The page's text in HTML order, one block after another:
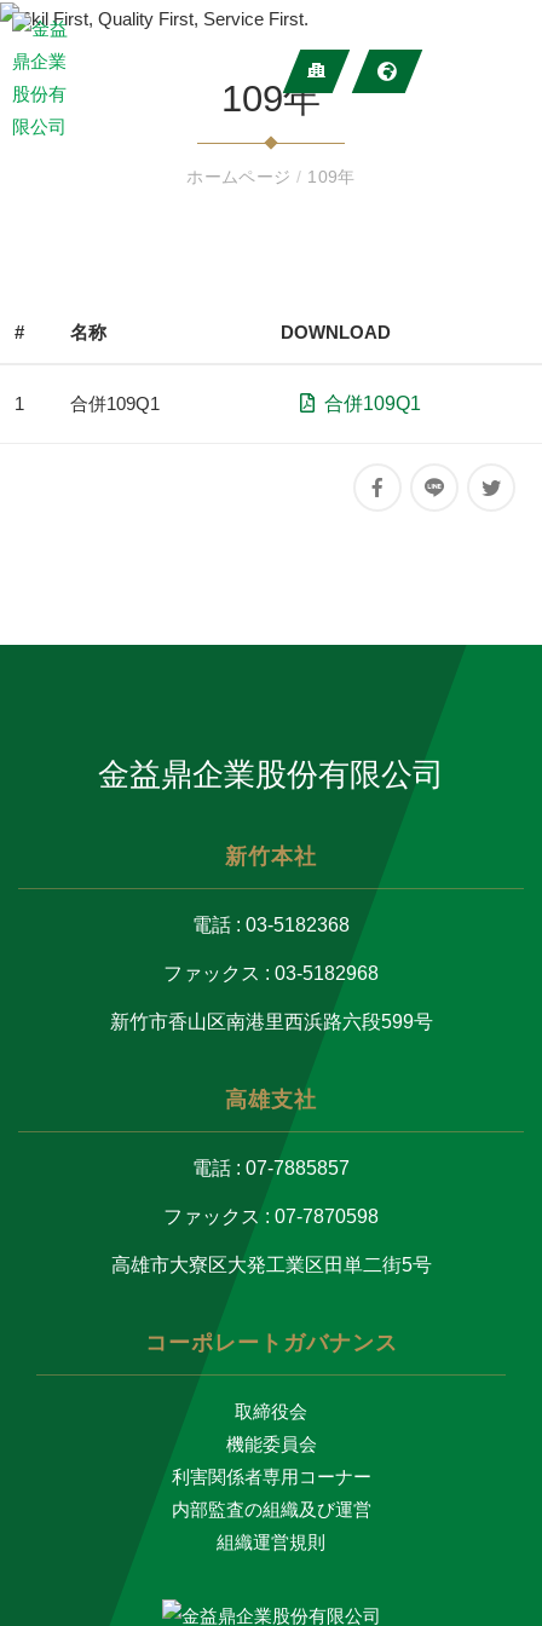
109年
ホームページ/ 109年
# 名称 DOWNLOAD
1 合併109Q1 合併109Q1
金益鼎企業股份有限公司
新竹本社
電話 : 03-5182368
ファックス : 03-5182968
新竹市香山区南港里西浜路六段599号
高雄支社
電話 : 07-7885857
ファックス : 07-7870598
高雄市大寮区大発工業区田単二街5号
コーポレートガバナンス
取締役会
機能委員会
利害関係者専用コーナー
内部監査の組織及び運営
組織運営規則